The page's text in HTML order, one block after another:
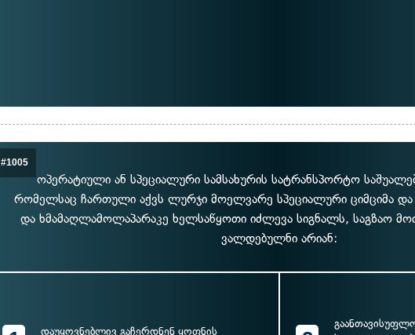
#1005
ოპერატიული ან სპეციალური სამსახურის სატრანსპორტო
რომელსაც ჩართული აქვს ლურჯი მოელვარე სპეციალური ციმციმა და
და ხმამაღლამოლაპარაკე ხელსაწყოთი იძლევა სიგნალს, საგზაო
ვალდებულნი არიან:
დაუყოვნებლივ გაჩერდნენ ყოფნის